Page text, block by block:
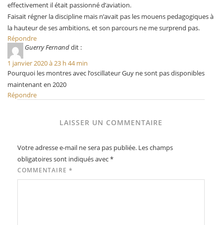
effectivement il était passionné d’aviation.
Faisait régner la discipline mais n’avait pas les mouens pedagogiques à
la hauteur de ses ambitions, et son parcours ne me surprend pas.
Répondre
Guerry Fernanddit :
1 janvier 2020 à 23 h 44 min
Pourquoi les montres avec l’oscillateur Guy ne sont pas disponibles
maintenant en 2020
Répondre
LAISSER UN COMMENTAIRE
Votre adresse e-mail ne sera pas publiée. Les champs
obligatoires sont indiqués avec*
COMMENTAIRE *